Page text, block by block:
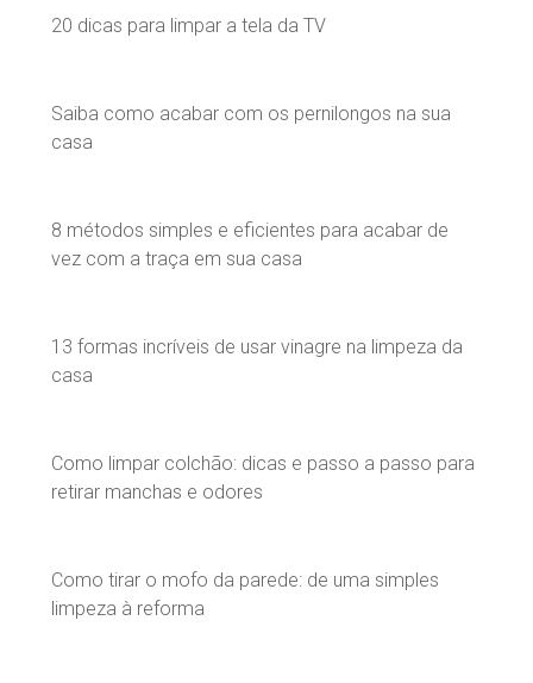
20 dicas para limpar a tela da TV
Saiba como acabar com os pernilongos na sua
casa
8 métodos simples e eficientes para acabar de
vez com a traça em sua casa
13 formas incríveis de usar vinagre na limpeza da
casa
Como limpar colchão: dicas e passo a passo para
retirar manchas e odores
Como tirar o mofo da parede: de uma simples
limpeza à reforma